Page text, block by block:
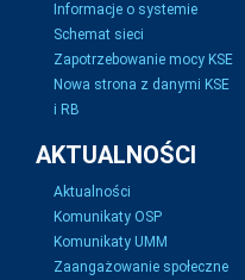
Informacje o systemie
Schemat sieci
Zapotrzebowanie mocy KSE
Nowa strona z danymi KSE
i RB
AKTUALNOŚCI
Aktualności
Komunikaty OSP
Komunikaty UMM
Zaangażowanie społeczne